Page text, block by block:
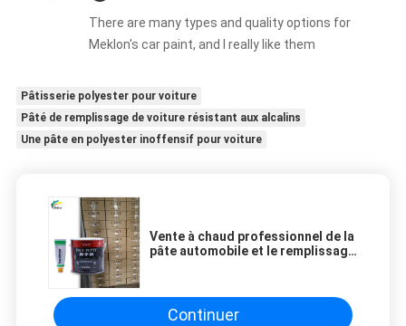
There are many types and quality options for
Meklon's car paint, and I really like them
Pâtisserie polyester pour voiture
Pâté de remplissage de voiture résistant aux alcalins
Une pâte en polyester inoffensif pour voiture
Vente à chaud professionnel de la
pâte automobile et le remplissage
Continuer